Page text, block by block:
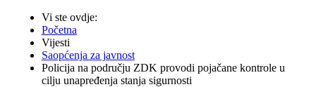
Vi ste ovdje:
Početna
Vijesti
Saopćenja za javnost
Policija na području ZDK provodi pojačane kontrole u
cilju unapređenja stanja sigurnosti